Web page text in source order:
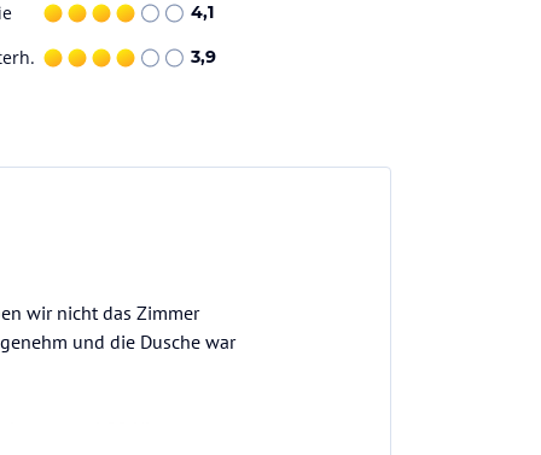
4,1
3,9
wir nicht das Zimmer
und die Dusche war